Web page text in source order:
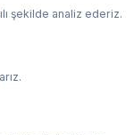
şekilde analiz ederiz.